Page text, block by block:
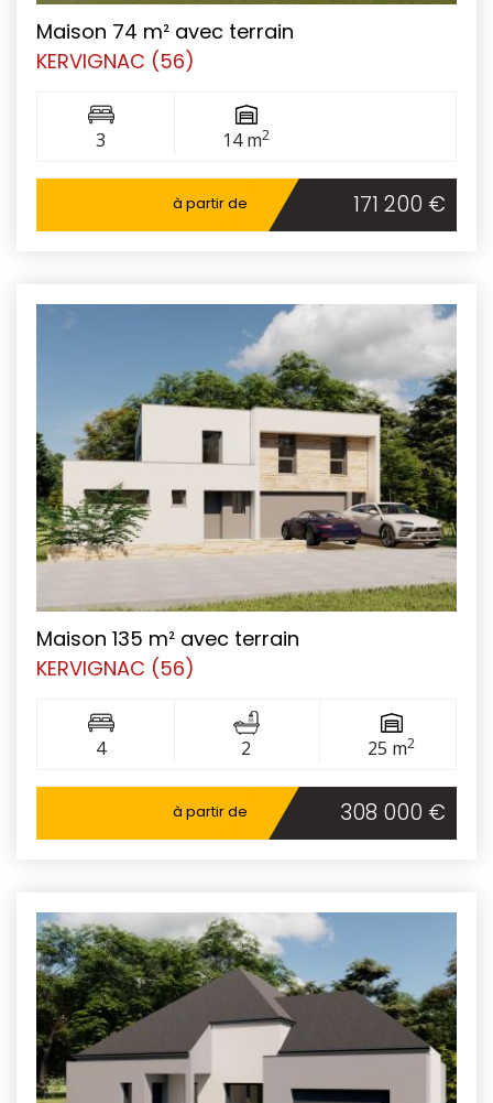
Maison 74 m² avec terrain
KERVIGNAC (56)
3 14 m2
à partir de 171 200 €
Maison 135 m² avec terrain
KERVIGNAC (56)
4 2 25 m2
à partir de 308 000 €